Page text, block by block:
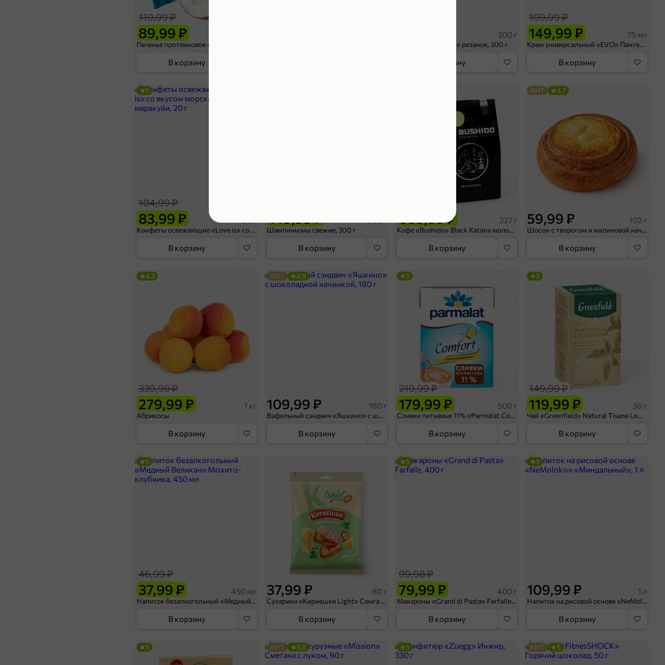
89,99 ₽
119,99 ₽
В корзину
300 г
Манго «Good fruit» резаное, 300 г
В корзину
149,99 ₽
199,99 ₽
75 мл
Крем универсальный «EVO» Пантенол, 75 мл
В корзину
83,99 ₽
104,99 ₽
Конфеты освежающие «Love is» со вкусом морской соли и маракуйи, 20 г
5
В корзину
149,99 ₽
Шампиньоны свежие, 300 г
В корзину
689,99 ₽ 227 г
Кофе «Bushido» Black Katana молотый, 227 г
В корзину
59,99 ₽ 102 г
Шосон с творогом и малиновой начинкой, 102 г
ХИТ 4,7
В корзину
279,99 ₽
339,99 ₽
1 кг
Абрикосы
4,2
В корзину
109,99 ₽ 180 г
Вафельный сэндвич «Яшкино» с шоколадной начинкой, 180 г
ХИТ 4,9
В корзину
179,99 ₽
219,99 ₽
500 г
Сливки питьевые 11% «Parmalat Comfort» безлактозные, 500 г
5
В корзину
119,99 ₽
149,99 ₽
36 г
Чай «Greenfield» Natural Tisane Lemongrass & Schisandra, 20 пирамидок, 36 г
5
В корзину
37,99 ₽
46,99 ₽
450 мл
Напиток безалкогольный «Медный Великан» Мохито-клубника, 450 мл
5
В корзину
37,99 ₽ 80 г
Сухарики «Кириешки Light» Семга с сыром, 80 г
В корзину
79,99 ₽
99,98 ₽
400 г
Макароны «Grand di Pasta» Farfalle, 400 г
5
В корзину
109,99 ₽ 1 л
Напиток на рисовой основе «NeMoloko» «Миндальный», 1 л
5
В корзину
5 ХИТ 3,8 5 ХИТ 5